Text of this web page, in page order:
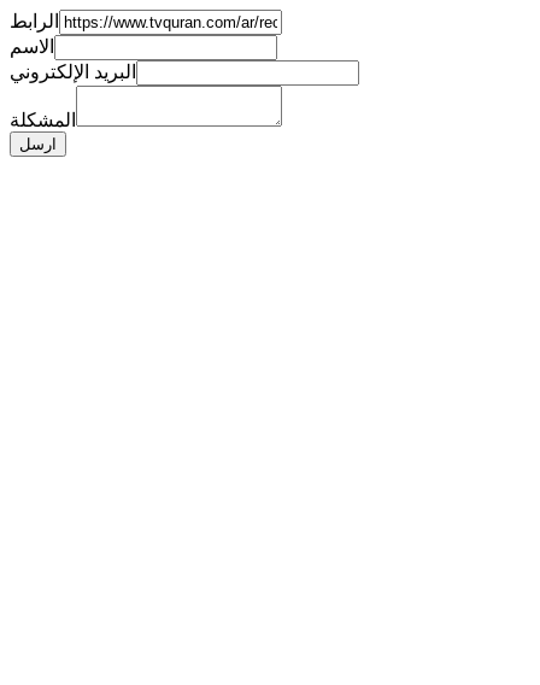
الرابط
الاسم
البريد الإلكتروني
المشكلة
ارسل